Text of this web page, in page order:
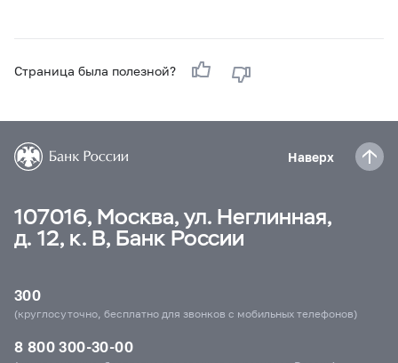
Страница была полезной?
Наверх
107016, Москва, ул. Неглинная,
д. 12, к. В, Банк России
300
(круглосуточно, бесплатно для звонков с мобильных телефонов)
8 800 300-30-00